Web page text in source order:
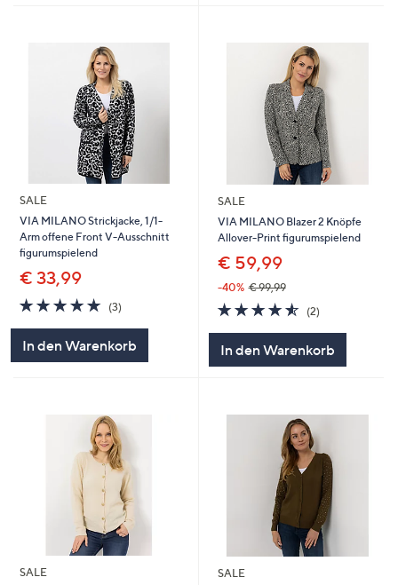
SALE
VIA MILANO Strickjacke, 1/1-
Arm offene Front V-Ausschnitt
figurumspielend
€ 33,99
4.7
von
(3)3
In den Warenkorb
SALE
VIA MILANO Blazer 2 Knöpfe
Allover-Print figurumspielend
€ 59,99
-40% € 99,99
4.5
von
(2)2
In den Warenkorb
SALE
SALE